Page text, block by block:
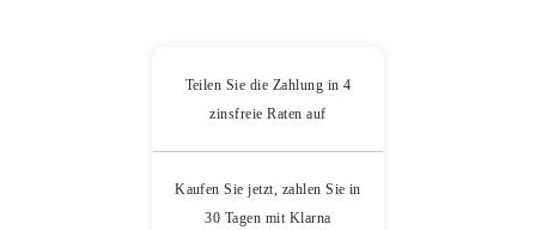
Teilen Sie die Zahlung in 4
zinsfreie Raten auf
Kaufen Sie jetzt, zahlen Sie in
30 Tagen mit Klarna